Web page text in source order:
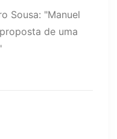
Sousa: "Manuel
de uma